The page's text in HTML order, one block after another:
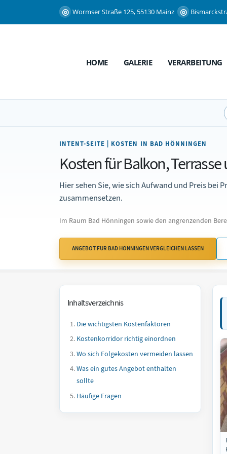
Wormser Straße 125, 55130 Mainz
HOME GALERIE VERARBEITUNG
INTENT-SEITE | KOSTEN IN BAD HÖNNINGEN
Kosten für Balkon,
Hier sehen Sie, wie sich Aufwand und Preis
zusammensetzen.
Im Raum Bad Hönningen sowie den angrenzenden
ANGEBOT FÜR BAD HÖNNINGEN VERGLEICHEN LASSEN
Inhaltsverzeichnis
Die wichtigsten Kostenfaktoren
Kostenkorridor richtig einordnen
Wo sich Folgekosten vermeiden lassen
Was ein gutes Angebot enthalten
sollte
Häufige Fragen